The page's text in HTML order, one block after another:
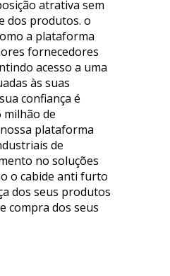
atrativa sem
dos produtos. o
a plataforma
fornecedores
acesso a uma
às suas
confiança é
milhão de
plataforma
de
no soluções
o cabide anti furto
dos seus produtos
compra dos seus